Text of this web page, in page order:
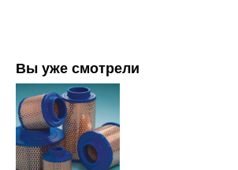
Вы уже смотрели